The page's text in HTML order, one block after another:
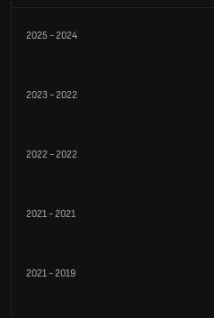
2024
-
2025
2022
-
2023
2022
-
2022
2021
-
2021
2019
-
2021